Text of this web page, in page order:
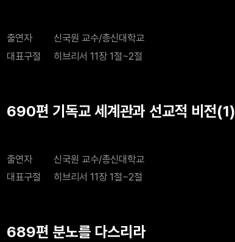
출연자
신국원 교수/총신대학교
대표구절
히브리서 11장 1절~2절
690편 기독교 세계관과 선교적 비전(1)
출연자
신국원 교수/총신대학교
대표구절
히브리서 11장 1절~2절
689편 분노를 다스리라